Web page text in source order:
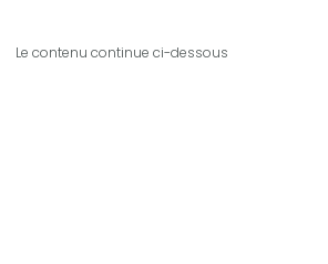
Le contenu continue ci-dessous